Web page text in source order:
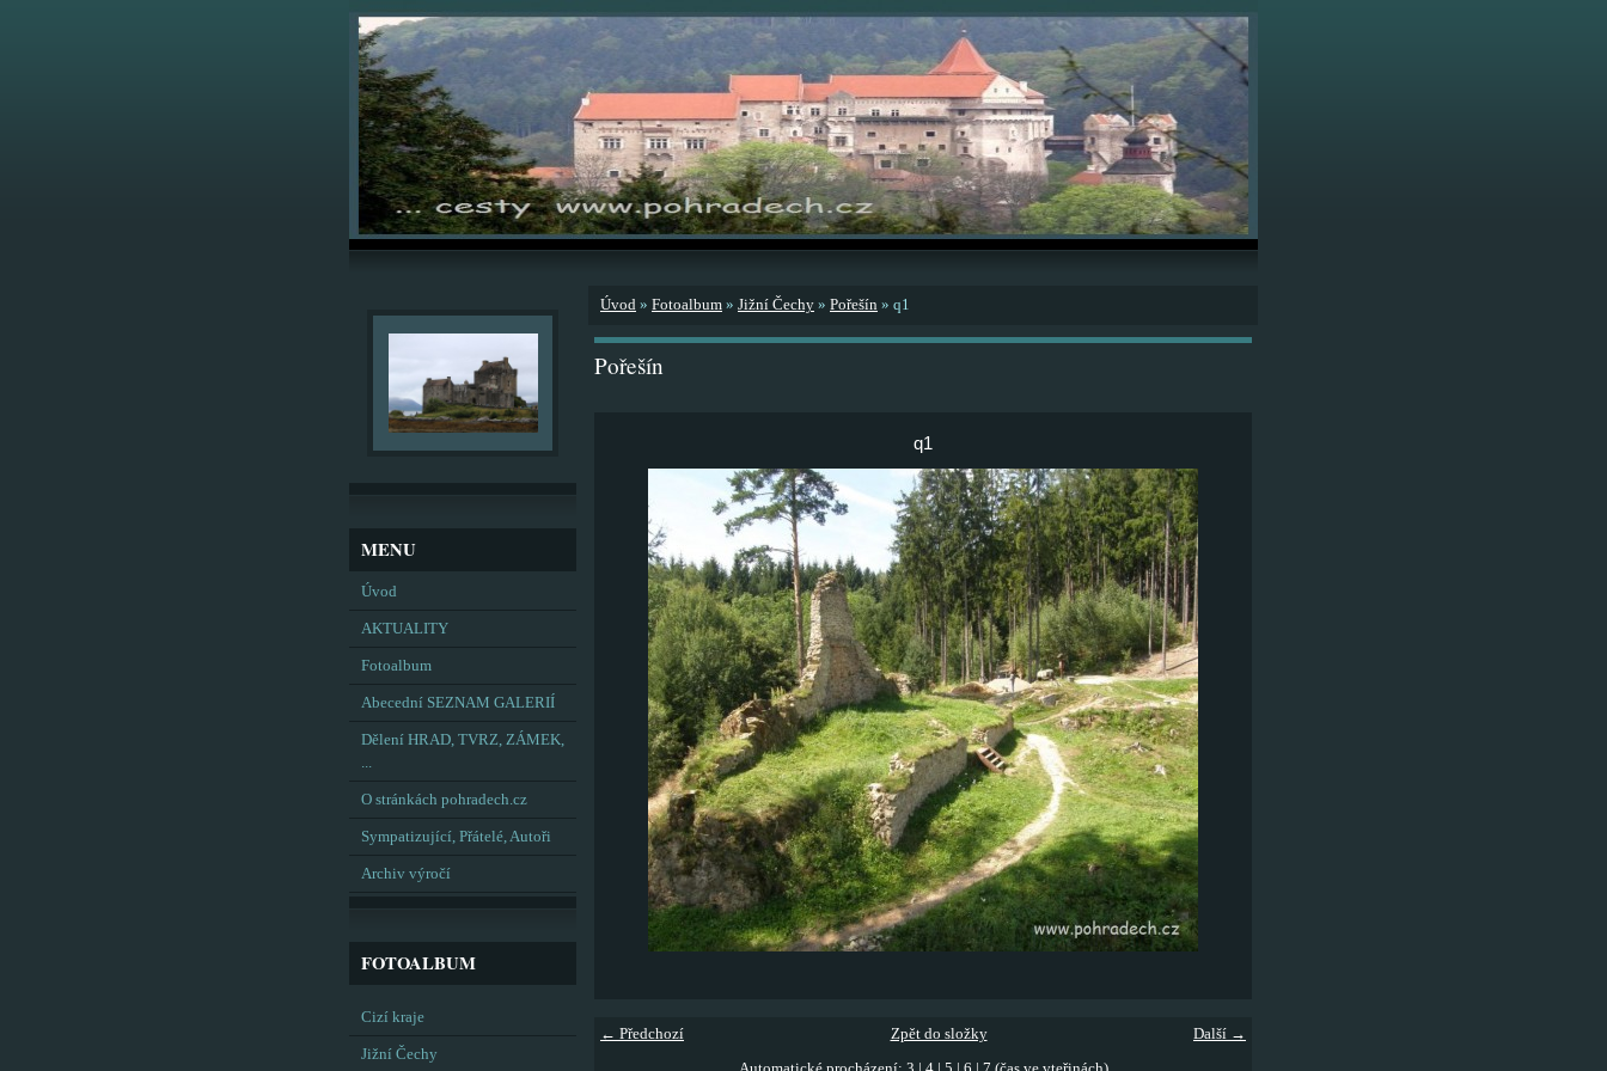
MENU
Úvod
AKTUALITY
Fotoalbum
Abecední SEZNAM GALERIÍ
Dělení HRAD, TVRZ, ZÁMEK,
...
O stránkách pohradech.cz
Sympatizující, Přátelé, Autoři
Archiv výročí
FOTOALBUM
Cizí kraje
Jižní Čechy
Úvod » Fotoalbum » Jižní Čechy » Pořešín » q1
Pořešín
q1
← Předchozí Další →
Zpět do složky